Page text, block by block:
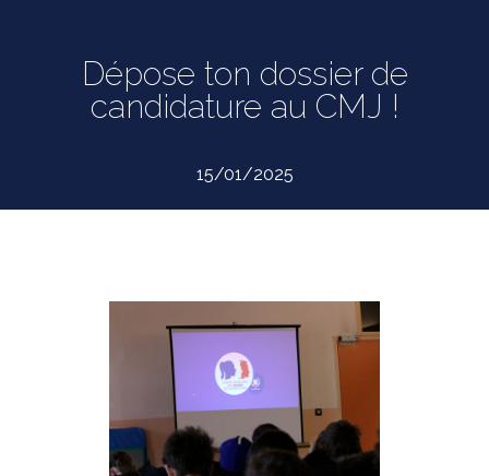
Dépose ton dossier de
candidature au CMJ !
15/01/2025